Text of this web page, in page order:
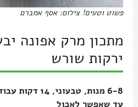
פשוט וטעים! צילום: אסף אמברם
מתכון מרק אפונה
ירקות שורש
6-8 מנות,
עד שאפשר לאכול